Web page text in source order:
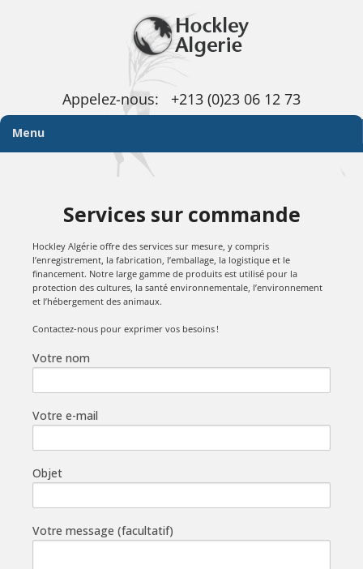
Appelez-nous: +213 (0)23 06 12 73
Menu
Services sur commande
Hockley Algérie offre des services sur mesure, y compris
l’enregistrement, la fabrication, l’emballage, la logistique et le
financement. Notre large gamme de produits est utilisé pour la
protection des cultures, la santé environnementale, l’environnement
et l’hébergement des animaux.
Contactez-nous pour exprimer vos besoins !
Votre nom
Votre e-mail
Objet
Votre message (facultatif)